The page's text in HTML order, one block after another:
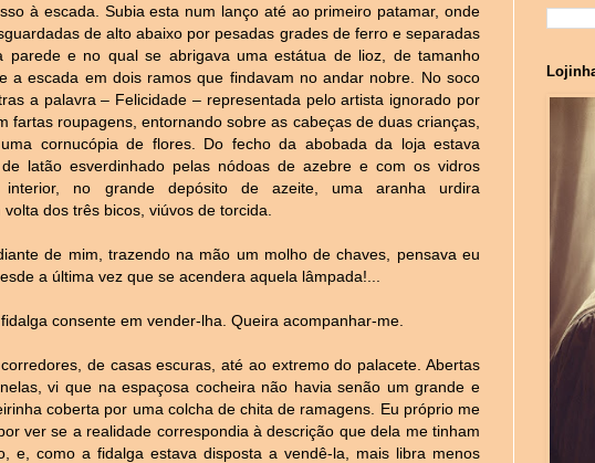
à escada. Subia esta num lanço até ao primeiro patamar, onde
de alto abaixo por pesadas grades de ferro e separadas
parede e no qual se abrigava uma estátua de lioz, de tamanho
a escada em dois ramos que findavam no andar nobre. No soco
a palavra – Felicidade – representada pelo artista ignorado por
fartas roupagens, entornando sobre as cabeças de duas crianças,
cornucópia de flores. Do fecho da abobada da loja estava
latão esverdinhado pelas nódoas de azebre e com os vidros
interior, no grande depósito de azeite, uma aranha urdira
dos três bicos, viúvos de torcida.
de mim, trazendo na mão um molho de chaves, pensava eu
a última vez que se acendera aquela lâmpada!...
consente em vender-lha. Queira acompanhar-me.
de casas escuras, até ao extremo do palacete. Abertas
vi que na espaçosa cocheira não havia senão um grande e
coberta por uma colcha de chita de ramagens. Eu próprio me
ver se a realidade correspondia à descrição que dela me tinham
e, como a fidalga estava disposta a vendê-la, mais libra menos